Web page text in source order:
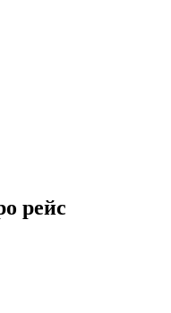
рейс